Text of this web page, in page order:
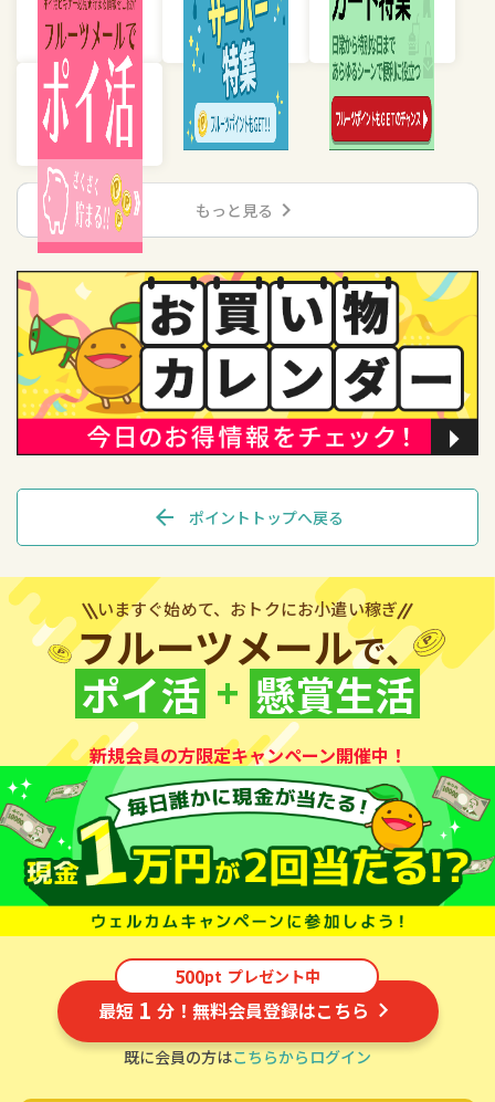
もっと見る chevron_right
arrow_back ポイントトップへ戻る
いますぐ始めて、おトクにお小遣い稼ぎ
フルーツメールで、
ポイ活 + 懸賞生活
新規会員の方限定キャンペーン開催中！
500pt プレゼント中
最短 1 分！無料会員登録はこちら
既に会員の方はこちらからログイン